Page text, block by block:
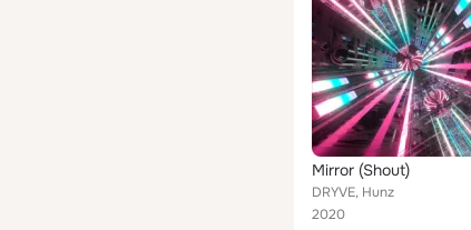
Mirror (Shout)
DRYVE, Hunz
2020